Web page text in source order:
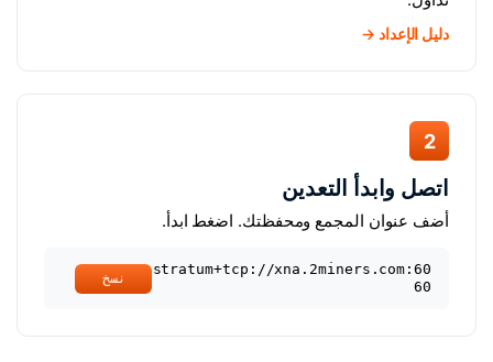
دليل الإعداد →
2
اتصل وابدأ التعدين
أضف عنوان المجمع ومحفظتك. اضغط ابدأ.
stratum+tcp://xna.2miners.com:60
60
نسخ